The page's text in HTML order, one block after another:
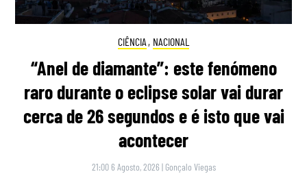
CIÊNCIA , NACIONAL
“Anel de diamante”: este fenómeno
raro durante o eclipse solar vai durar
cerca de 26 segundos e é isto que vai
acontecer
21:00 6 Agosto, 2026 | Gonçalo Viegas